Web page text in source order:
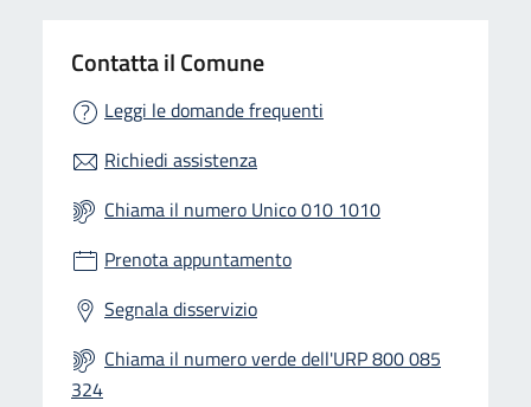
Contatta il Comune
Leggi le domande frequenti
Richiedi assistenza
Chiama il numero Unico 010 1010
Prenota appuntamento
Segnala disservizio
Chiama il numero verde dell'URP 800 085
324